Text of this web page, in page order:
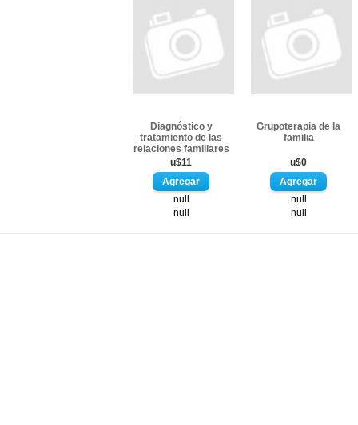
Diagnóstico y
tratamiento de las
relaciones familiares
u$11
null
null
Grupoterapia de la
familia
u$0
null
null